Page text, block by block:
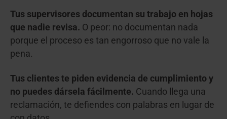
Tus supervisores documentan su trabajo en hojas
que nadie revisa. O peor: no documentan nada
porque el proceso es tan engorroso que no vale la
pena.
Tus clientes te piden evidencia de cumplimiento y
no puedes dársela fácilmente. Cuando llega una
reclamación, te defiendes con palabras en lugar de